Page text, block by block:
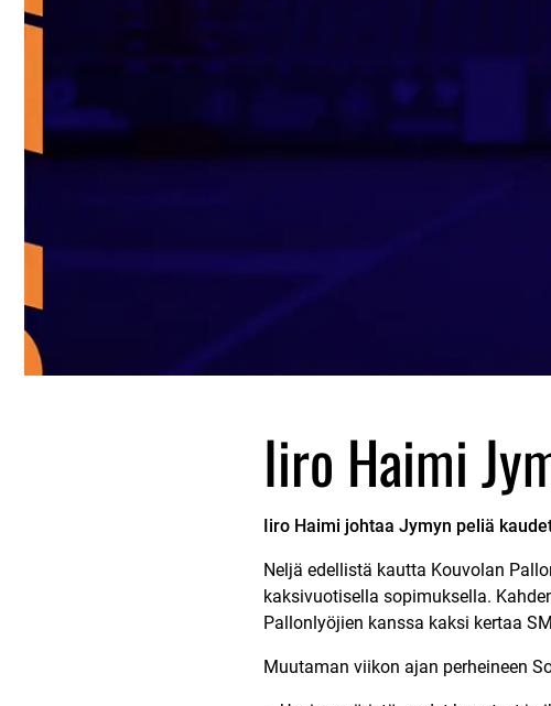
Iiro Haimi
Iiro Haimi johtaa Jymyn peliä
Neljä edellistä kautta Kouvolan
kaksivuotisella sopimuksella.
Pallonlyöjien kanssa kaksi kertaa
Muutaman viikon ajan perheineen